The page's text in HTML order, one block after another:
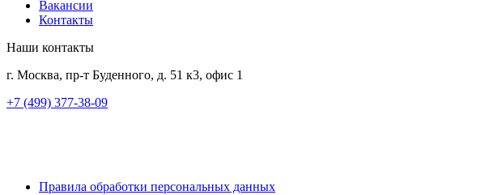
Вакансии
Контакты
Наши контакты
г. Москва, пр-т Буденного, д. 51 к3, офис 1
+7 (499) 377-38-09
Правила обработки персональных данных